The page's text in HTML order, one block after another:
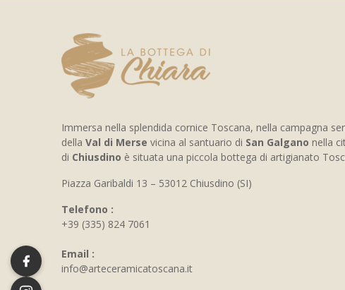
Immersa nella splendida cornice Toscana, nella campagna
della Val di Merse vicina al santuario di San Galgano nella
di Chiusdino è situata una piccola bottega di artigianato
Piazza Garibaldi 13 – 53012 Chiusdino (SI)
Telefono :
+39 (335) 824 7061
Email :
info@arteceramicatoscana.it